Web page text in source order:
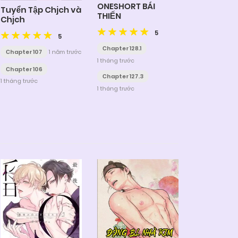
Tuyển Tập Chjch và
Chjch
5
Chapter 107 1 năm trước
Chapter 106
1 tháng trước
ONESHORT BÁI
THIẾN
5
Chapter 128.1
1 tháng trước
Chapter 127.3
1 tháng trước